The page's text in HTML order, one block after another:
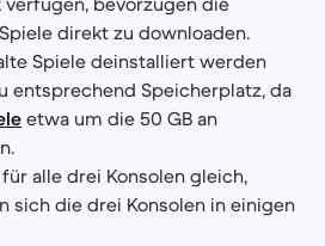
direkt zu downloaden.
Spiele deinstalliert werden
entsprechend Speicherplatz, da
etwa um die 50 GB an
alle drei Konsolen gleich,
sich die drei Konsolen in einigen